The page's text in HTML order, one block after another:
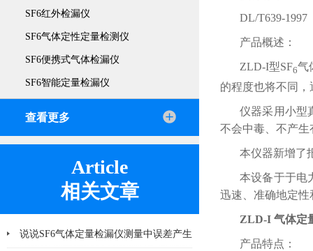
SF6红外检漏仪
SF6气体定性定量检测仪
SF6便携式气体检漏仪
SF6智能定量检漏仪
查看更多
Article
相关文章
说说SF6气体定量检漏仪测量中误差产生
DL/T639-
产品概述：
ZLD-I型SF6气
的程度也将不同
仪器采用小型
不会中毒、不产
本仪器新增了
本设备于于电
迅速、准确地定性
ZLD-I 气体定
产品特点：